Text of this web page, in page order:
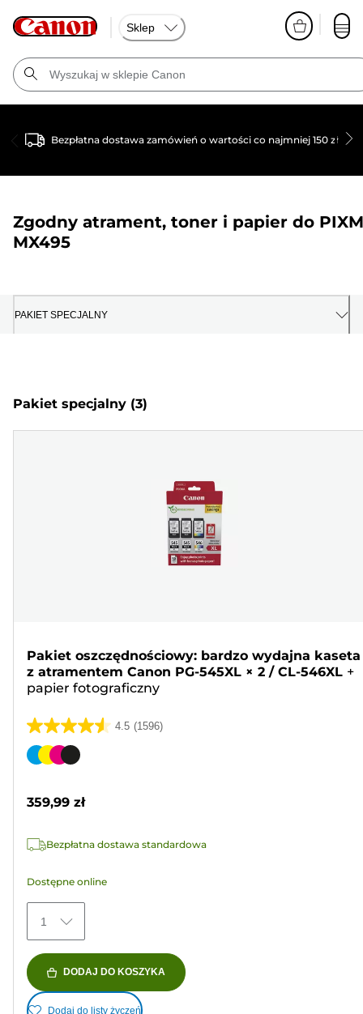
Sklep
Bezpłatna dostawa zamówień o wartości co najmniej 150 zł
Zgodny atrament, toner i papier do
MX495
PAKIET SPECJALNY
Pakiet specjalny (3)
Pakiet oszczędnościowy: bardzo wydajna kaseta
z atramentem Canon PG-545XL × 2 / CL-546XL +
papier fotograficzny
4.5 (1596)
4.5
na
1596
Wkład
359,99 zł
Bezpłatna dostawa standardowa
Dostępne online
1
DODAJ DO KOSZYKA
Dodaj do listy życzeń